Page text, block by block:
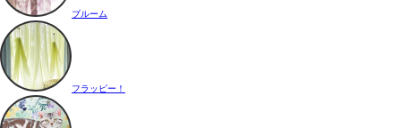
ブルーム
フラッピー！